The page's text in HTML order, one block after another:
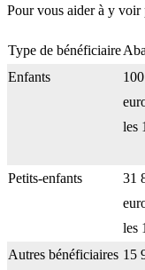
Pour vous aider à y
Type de bénéficiaire
Enfants
les
Petits-enfants
31
les
Autres bénéficiaires 15